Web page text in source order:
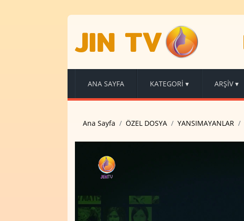
JIN TV
ANA SAYFA KATEGORİ ▾ ARŞİV ▾
Ana Sayfa ÖZEL DOSYA YANSIMAYANLAR